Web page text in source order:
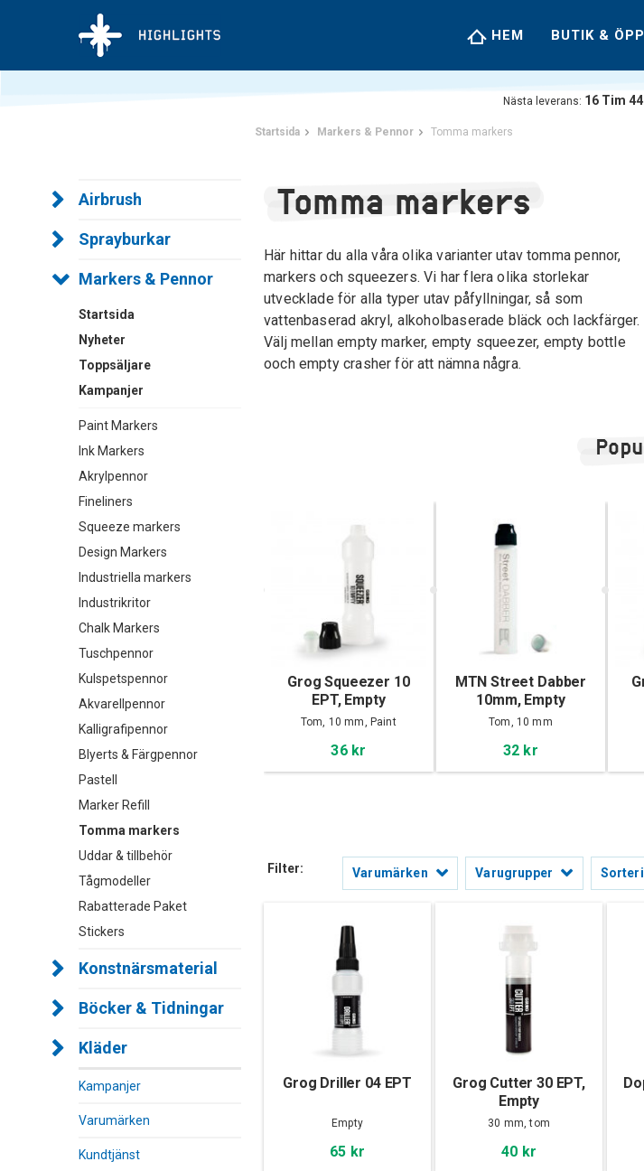
HEM BUTIK &
Nästa leverans: 16 Tim 44
Airbrush
Sprayburkar
Markers & Pennor
Startsida
Nyheter
Toppsäljare
Kampanjer
Paint Markers
Ink Markers
Akrylpennor
Fineliners
Squeeze markers
Design Markers
Industriella markers
Industrikritor
Chalk Markers
Tuschpennor
Kulspetspennor
Akvarellpennor
Kalligrafipennor
Blyerts & Färgpennor
Pastell
Marker Refill
Tomma markers
Uddar & tillbehör
Tågmodeller
Rabatterade Paket
Stickers
Konstnärsmaterial
Böcker & Tidningar
Kläder
Kampanjer
Varumärken
Kundtjänst
Startsida Markers & Pennor Tomma markers
Tomma markers
Här hittar du alla våra olika varianter utav tomma pennor,
markers och squeezers. Vi har flera olika storlekar
utvecklade för alla typer utav påfyllningar, så som
vattenbaserad akryl, alkoholbaserade bläck och lackfärger.
Välj mellan empty marker, empty squeezer, empty bottle
ooch empty crasher för att nämna några.
Grog Squeezer 10
EPT, Empty
Tom, 10 mm, Paint
36 kr
MTN Street Dabber
10mm, Empty
Tom, 10 mm
32 kr
Filter: Varumärken Varugrupper
Grog Driller 04 EPT
Empty
65 kr
Grog Cutter 30 EPT,
Empty
30 mm, tom
40 kr